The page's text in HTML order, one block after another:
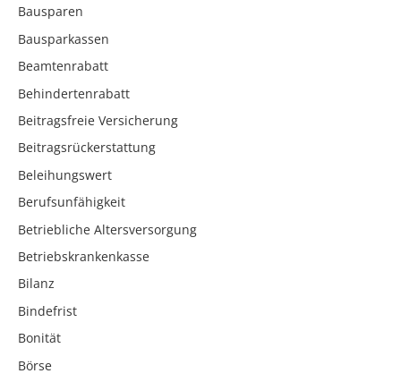
Bausparen
Bausparkassen
Beamtenrabatt
Behindertenrabatt
Beitragsfreie Versicherung
Beitragsrückerstattung
Beleihungswert
Berufsunfähigkeit
Betriebliche Altersversorgung
Betriebskrankenkasse
Bilanz
Bindefrist
Bonität
Börse